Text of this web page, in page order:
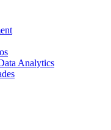
Analytics